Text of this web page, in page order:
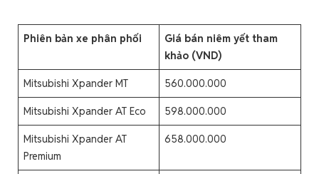
Phiên bản xe phân phối
Giá bán niêm yết tham
khảo (VND)
Mitsubishi Xpander MT 560.000.000
Mitsubishi Xpander AT Eco 598.000.000
Mitsubishi Xpander AT
Premium
658.000.000